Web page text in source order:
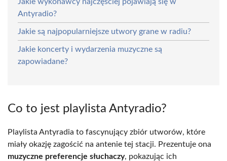
Antyradio?
Jakie są najpopularniejsze utwory grane w radiu?
Jakie koncerty i wydarzenia muzyczne są
zapowiadane?
Co to jest playlista Antyradio?
Playlista Antyradia to fascynujący zbiór utworów, które
miały okazję zagościć na antenie tej stacji. Prezentuje ona
muzyczne preferencje słuchaczy, pokazując ich